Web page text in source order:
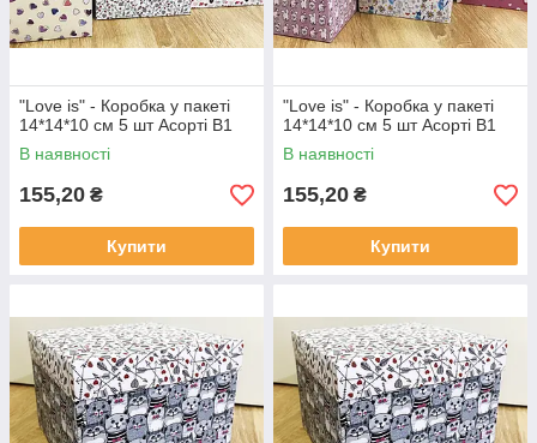
"Love is" - Коробка у пакеті
14*14*10 см 5 шт Асорті В1
В наявності
155,20 ₴
Купити
"Love is" - Коробка у пакеті
14*14*10 см 5 шт Асорті В1
В наявності
155,20 ₴
Купити